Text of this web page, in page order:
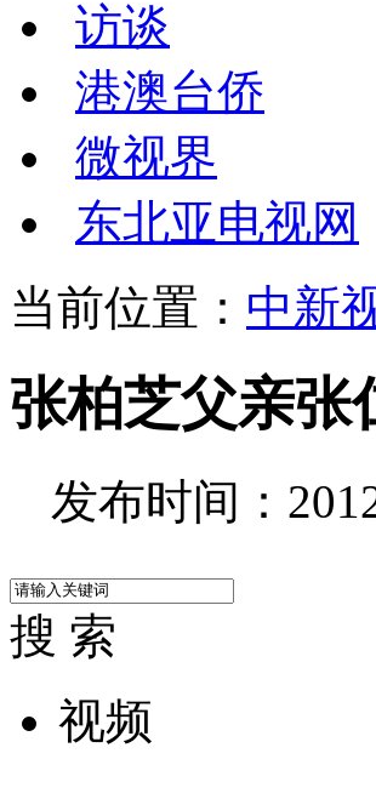
访谈
港澳台侨
微视界
东北亚电视网
当前位置： 中新
张柏芝父亲张
发布时间：
搜 索
视频